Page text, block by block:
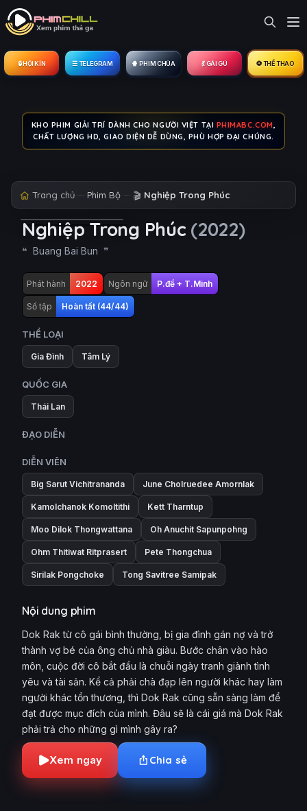
🔒︎ HỘI KÍN ☰ TELEGRAM 🍿 PHIM CHÙA 💃 GÁI GÚ ⚽ THỂ THAO
KHO PHIM GIẢI TRÍ DÀNH CHO NGƯỜI VIỆT TẠI PHIMABC.COM,
CHẤT LƯỢNG HD, GIAO DIỆN DỄ DÙNG, PHÙ HỢP ĐẠI CHÚNG.
Trang chủ Phim Bộ 🎬 Nghiệp Trong Phúc
Nghiệp Trong Phúc (2022)
Buang Bai Bun
Phát hành 2022 Ngôn ngữ P.đề + T.Minh
Số tập Hoàn tất (44/44)
THỂ LOẠI
Gia Đình Tâm Lý
QUỐC GIA
Thái Lan
ĐẠO DIỄN
DIỄN VIÊN
Big Sarut Vichitrananda June Cholruedee Amornlak
Kamolchanok Komoltithi Kett Tharntup
Moo Dilok Thongwattana Oh Anuchit Sapunpohng
Ohm Thitiwat Ritprasert Pete Thongchua
Sirilak Pongchoke Tong Savitree Samipak
Nội dung phim
Dok Rak từ cô gái bình thường, bị gia đình gán nợ và trở
thành vợ bé của ông chủ nhà giàu. Bước chân vào hào
môn, cuộc đời cô bắt đầu là chuỗi ngày tranh giành tình
yêu và tài sản. Kể cả phải chà đạp lên người khác hay làm
người khác tổn thương, thì Dok Rak cũng sẵn sàng làm để
đạt được mục đích của mình. Đâu sẽ là cái giá mà Dok Rak
phải trả cho những gì mình gây ra?
Xem ngay Chia sẻ